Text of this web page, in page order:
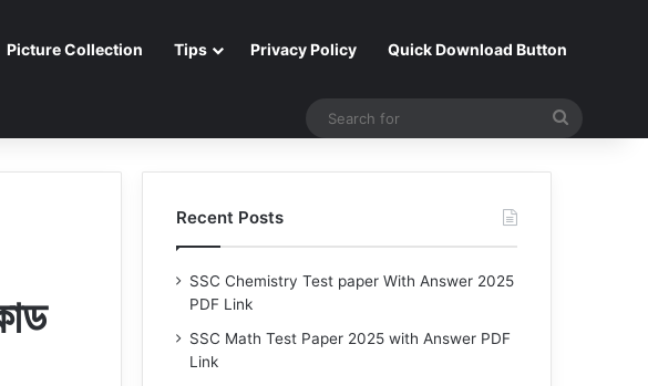
Picture Collection Tips Privacy Policy Quick Download Button
Recent Posts
SSC Chemistry Test paper With Answer 2025
PDF Link
SSC Math Test Paper 2025 with Answer PDF
Link